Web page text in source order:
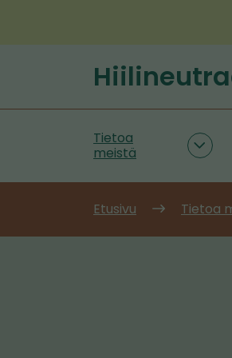
Etusivu
Tietoa
meistä
Etusivu Tietoa